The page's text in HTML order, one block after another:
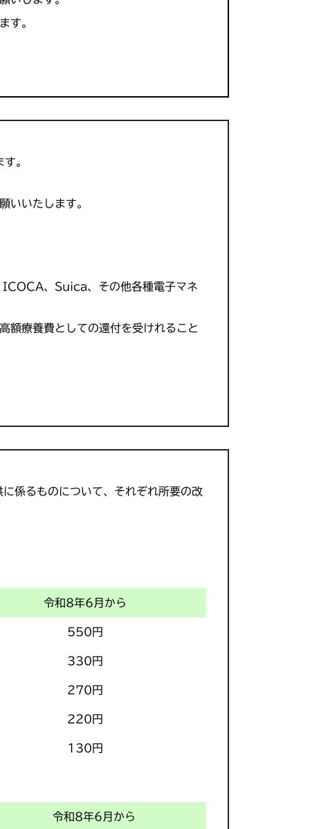
す。
。
いいたします。
、Suica、その他各種電子マネ
額療養費としての還付を受けれること
係るものについて、それぞれ所要の改
令和8年6月から
550円
330円
270円
220円
130円
令和8年6月から